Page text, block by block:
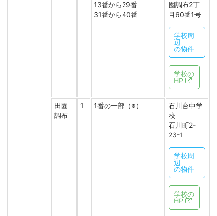
13番から29番
31番から40番
園調布2丁
目60番1号
学校周
辺
の物件
学校の
HP
田園
調布
1 1番の一部（※）
石川台中学
校
石川町2-
23-1
学校周
辺
の物件
学校の
HP